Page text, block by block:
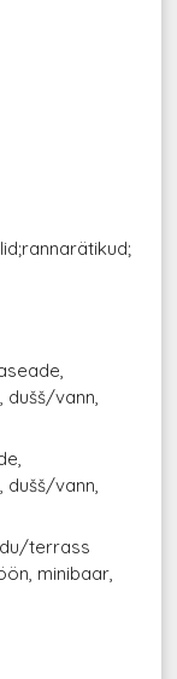
vann,
vann,
terrass
minibaar,